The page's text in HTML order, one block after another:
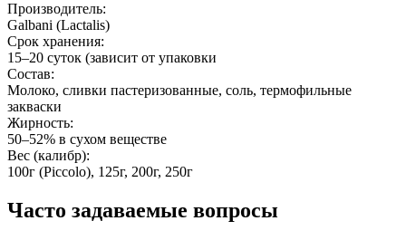
Производитель:
Galbani (Lactalis)
Срок хранения:
15–20 суток (зависит от упаковки
Состав:
Молоко, сливки пастеризованные, соль, термофильные
закваски
Жирность:
50–52% в сухом веществе
Вес (калибр):
100г (Piccolo), 125г, 200г, 250г
Часто задаваемые вопросы